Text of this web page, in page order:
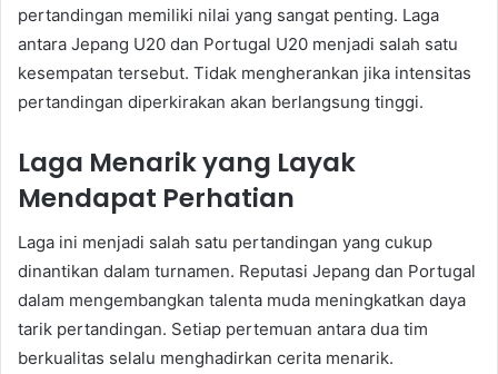
pertandingan memiliki nilai yang sangat penting. Laga
antara Jepang U20 dan Portugal U20 menjadi salah satu
kesempatan tersebut. Tidak mengherankan jika intensitas
pertandingan diperkirakan akan berlangsung tinggi.
Laga Menarik yang Layak
Mendapat Perhatian
Laga ini menjadi salah satu pertandingan yang cukup
dinantikan dalam turnamen. Reputasi Jepang dan Portugal
dalam mengembangkan talenta muda meningkatkan daya
tarik pertandingan. Setiap pertemuan antara dua tim
berkualitas selalu menghadirkan cerita menarik.